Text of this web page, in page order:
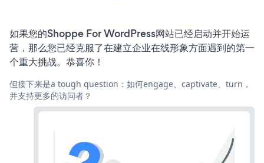
如果您的Shoppe For WordPress网站已经启动并开始运
营，那么您已经克服了在建立企业在线形象方面遇到的第一
个重大挑战。恭喜你！
但接下来是a tough question：如何engage、captivate、turn，
并支持更多的访问者？